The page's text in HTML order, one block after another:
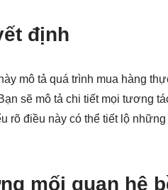
định
mô tả quá trình mua hàng
sẽ mô tả chi tiết mọi tương
rõ điều này có thể tiết lộ
mối quan hệ